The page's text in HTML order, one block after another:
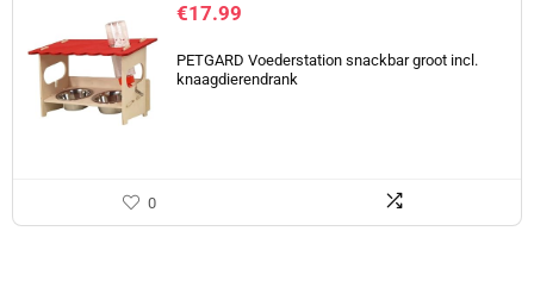
€17.99
PETGARD Voederstation snackbar groot incl.
knaagdierendrank
0